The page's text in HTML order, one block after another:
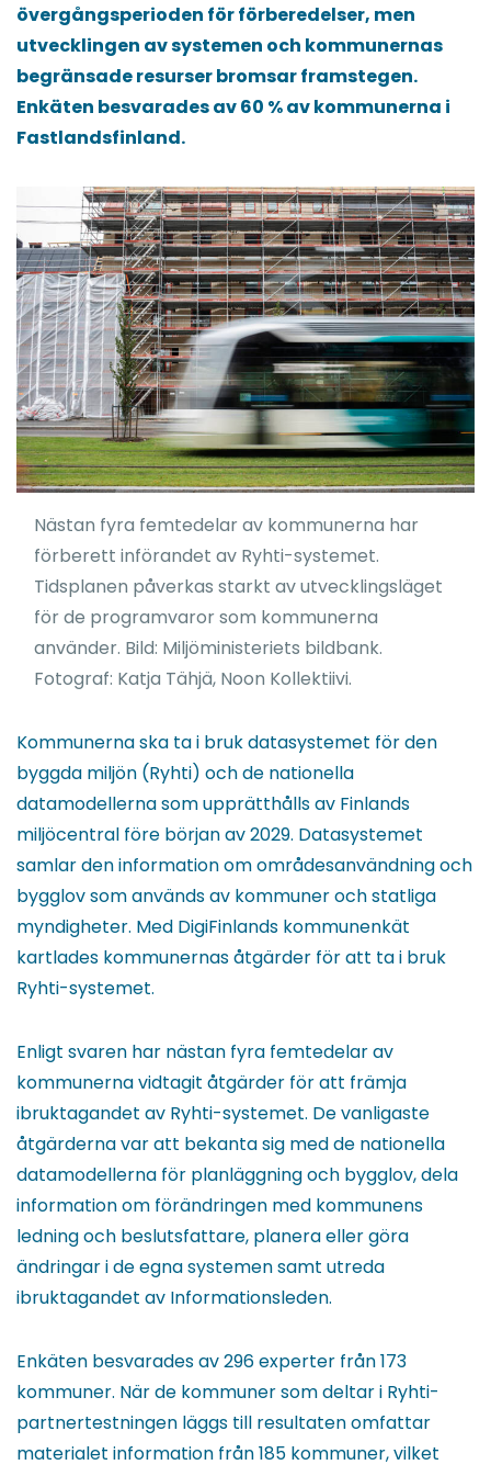
övergångsperioden för förberedelser, men
utvecklingen av systemen och kommunernas
begränsade resurser bromsar framstegen.
Enkäten besvarades av 60 % av kommunerna i
Fastlandsfinland.
Nästan fyra femtedelar av kommunerna har
förberett införandet av Ryhti-systemet.
Tidsplanen påverkas starkt av utvecklingsläget
för de programvaror som kommunerna
använder. Bild: Miljöministeriets bildbank.
Fotograf: Katja Tähjä, Noon Kollektiivi.
Kommunerna ska ta i bruk datasystemet för den
byggda miljön (Ryhti) och de nationella
datamodellerna som upprätthålls av Finlands
miljöcentral före början av 2029. Datasystemet
samlar den information om områdesanvändning och
bygglov som används av kommuner och statliga
myndigheter. Med DigiFinlands kommunenkät
kartlades kommunernas åtgärder för att ta i bruk
Ryhti-systemet.
Enligt svaren har nästan fyra femtedelar av
kommunerna vidtagit åtgärder för att främja
ibruktagandet av Ryhti-systemet. De vanligaste
åtgärderna var att bekanta sig med de nationella
datamodellerna för planläggning och bygglov, dela
information om förändringen med kommunens
ledning och beslutsfattare, planera eller göra
ändringar i de egna systemen samt utreda
ibruktagandet av Informationsleden.
Enkäten besvarades av 296 experter från 173
kommuner. När de kommuner som deltar i Ryhti-
partnertestningen läggs till resultaten omfattar
materialet information från 185 kommuner, vilket